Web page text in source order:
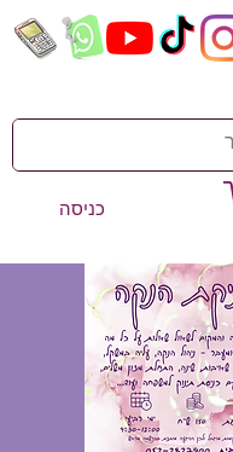
כניסה